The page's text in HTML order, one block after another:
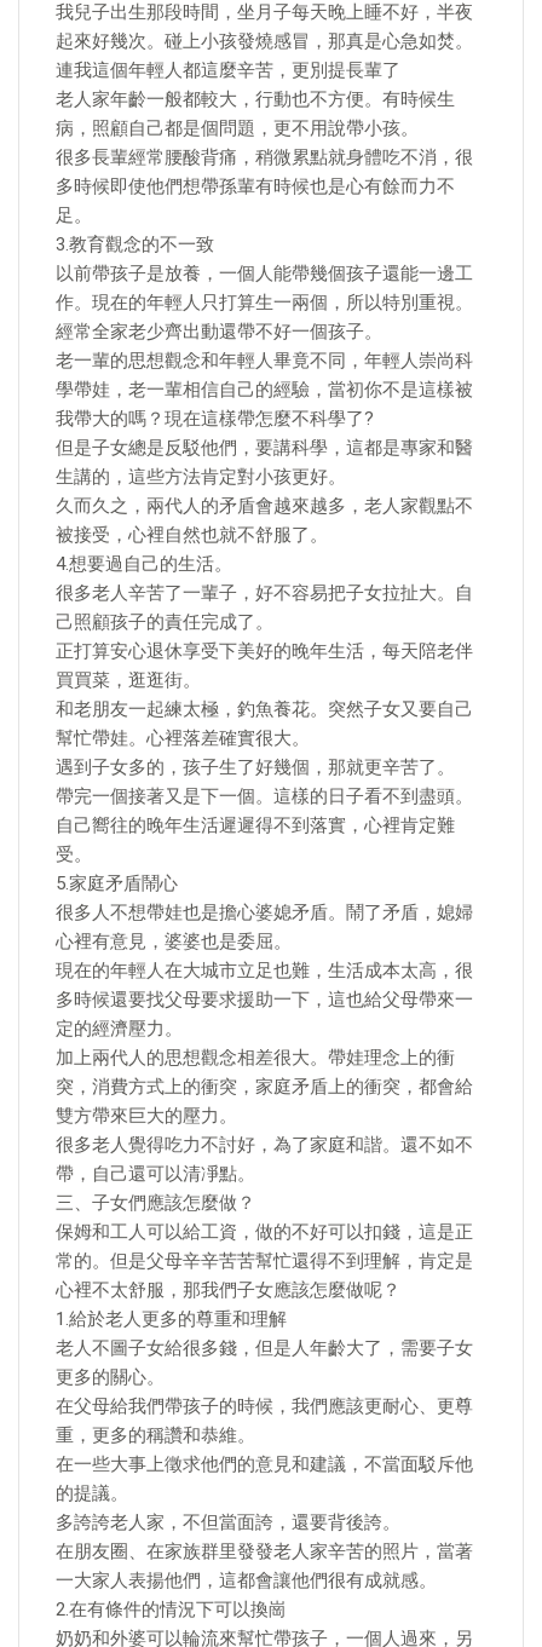
我兒子出生那段時間，坐月子每天晚上睡不好，半夜
起來好幾次。碰上小孩發燒感冒，那真是心急如焚。
連我這個年輕人都這麼辛苦，更別提長輩了
老人家年齡一般都較大，行動也不方便。有時候生
病，照顧自己都是個問題，更不用說帶小孩。
很多長輩經常腰酸背痛，稍微累點就身體吃不消，很
多時候即使他們想帶孫輩有時候也是心有餘而力不
足。
3.教育觀念的不一致
以前帶孩子是放養，一個人能帶幾個孩子還能一邊工
作。現在的年輕人只打算生一兩個，所以特別重視。
經常全家老少齊出動還帶不好一個孩子。
老一輩的思想觀念和年輕人畢竟不同，年輕人崇尚科
學帶娃，老一輩相信自己的經驗，當初你不是這樣被
我帶大的嗎？現在這樣帶怎麼不科學了?
但是子女總是反駁他們，要講科學，這都是專家和醫
生講的，這些方法肯定對小孩更好。
久而久之，兩代人的矛盾會越來越多，老人家觀點不
被接受，心裡自然也就不舒服了。
4.想要過自己的生活。
很多老人辛苦了一輩子，好不容易把子女拉扯大。自
己照顧孩子的責任完成了。
正打算安心退休享受下美好的晚年生活，每天陪老伴
買買菜，逛逛街。
和老朋友一起練太極，釣魚養花。突然子女又要自己
幫忙帶娃。心裡落差確實很大。
遇到子女多的，孩子生了好幾個，那就更辛苦了。
帶完一個接著又是下一個。這樣的日子看不到盡頭。
自己嚮往的晚年生活遲遲得不到落實，心裡肯定難
受。
5.家庭矛盾鬧心
很多人不想帶娃也是擔心婆媳矛盾。鬧了矛盾，媳婦
心裡有意見，婆婆也是委屈。
現在的年輕人在大城市立足也難，生活成本太高，很
多時候還要找父母要求援助一下，這也給父母帶來一
定的經濟壓力。
加上兩代人的思想觀念相差很大。帶娃理念上的衝
突，消費方式上的衝突，家庭矛盾上的衝突，都會給
雙方帶來巨大的壓力。
很多老人覺得吃力不討好，為了家庭和諧。還不如不
帶，自己還可以清凈點。
三、子女們應該怎麼做？
保姆和工人可以給工資，做的不好可以扣錢，這是正
常的。但是父母辛辛苦苦幫忙還得不到理解，肯定是
心裡不太舒服，那我們子女應該怎麼做呢？
1.給於老人更多的尊重和理解
老人不圖子女給很多錢，但是人年齡大了，需要子女
更多的關心。
在父母給我們帶孩子的時候，我們應該更耐心、更尊
重，更多的稱讚和恭維。
在一些大事上徵求他們的意見和建議，不當面駁斥他
的提議。
多誇誇老人家，不但當面誇，還要背後誇。
在朋友圈、在家族群里發發老人家辛苦的照片，當著
一大家人表揚他們，這都會讓他們很有成就感。
2.在有條件的情況下可以換崗
奶奶和外婆可以輪流來幫忙帶孩子，一個人過來，另